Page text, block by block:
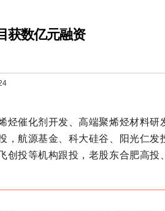
获数亿元融资
烃催化剂开发、高端聚烯烃材料
，航源基金、科大硅谷、阳光仁
创投等机构跟投，老股东合肥高